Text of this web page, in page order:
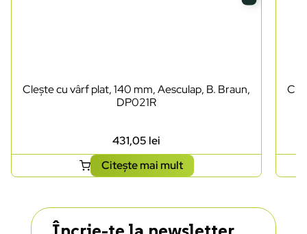
Clește cu vârf plat, 140 mm, Aesculap, B. Braun,
DP021R
431,05 lei
Citește mai mult